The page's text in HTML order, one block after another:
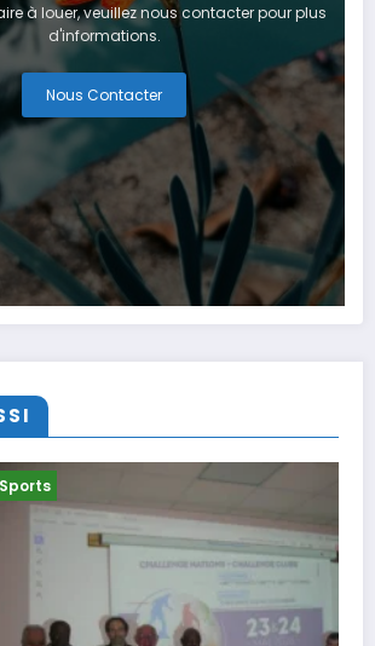
à louer, veuillez nous contacter pour plus
d'informations.
Nous Contacter